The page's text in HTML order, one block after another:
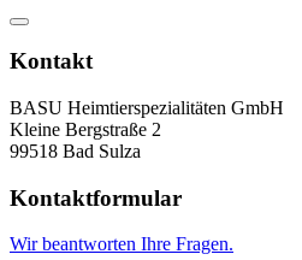
Kontakt
BASU Heimtierspezialitäten GmbH
Kleine Bergstraße 2
99518 Bad Sulza
Kontaktformular
Wir beantworten Ihre Fragen.